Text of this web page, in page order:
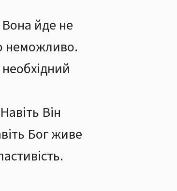
йде не
неможливо.
Він
Бог живе